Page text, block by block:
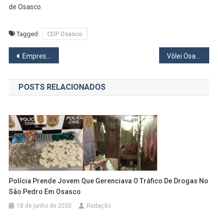
de Osasco.
Tagged CDP Osasco
Navegação
de
Post
Empresa seleciona candidatos para ocuparem 22 posições na Rede D’Or em Alphaville
POSTS RELACIONADOS
Polícia Prende Jovem Que Gerenciava O Tráfico De Drogas No
São Pedro Em Osasco
18 de junho de 2020 Redação